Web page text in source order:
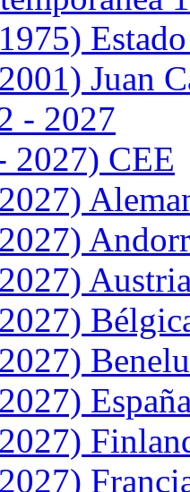
Juan
- 2027
2027) CEE